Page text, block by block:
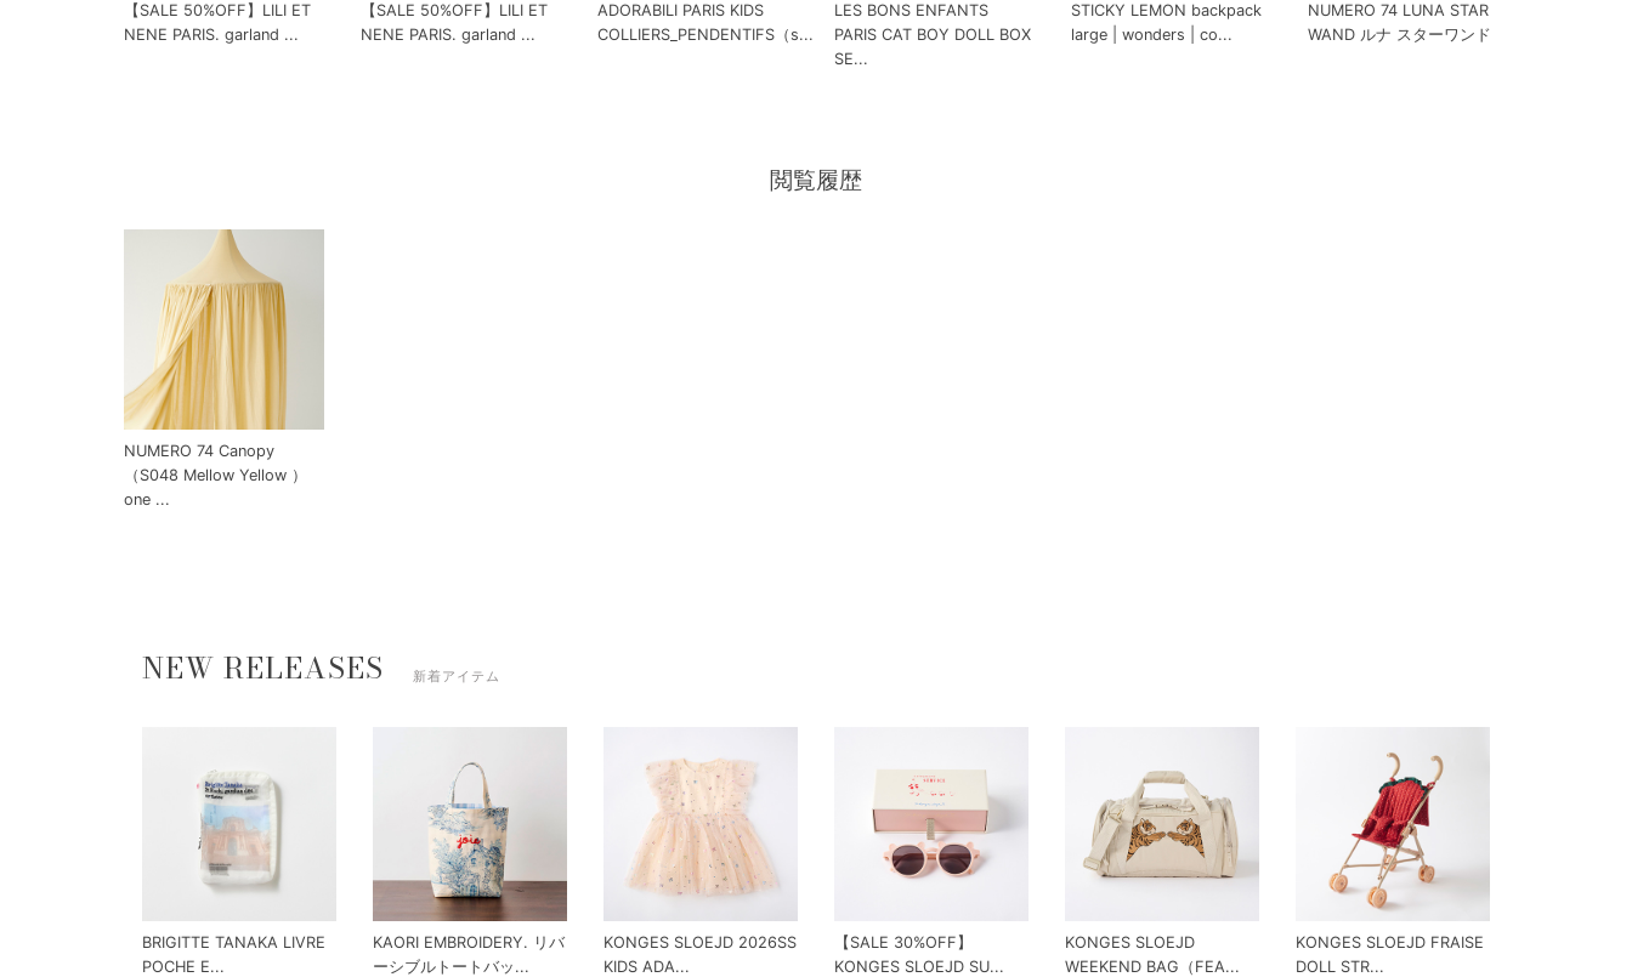
【SALE 50%OFF】LILI ET
NENE PARIS. garland ...
【SALE 50%OFF】LILI ET
NENE PARIS. garland ...
ADORABILI PARIS KIDS
COLLIERS_PENDENTIFS（s...
LES BONS ENFANTS
PARIS CAT BOY DOLL BOX
SE...
STICKY LEMON backpack
large | wonders | co...
NUMERO 74 LUNA STAR
WAND ルナ スターワンド
閲覧履歴
NUMERO 74 Canopy
（S048 Mellow Yellow ）
one ...
NEW RELEASES 新着アイテム
BRIGITTE TANAKA LIVRE
POCHE E...
KAORI EMBROIDERY. リバ
ーシブルトートバッ...
KONGES SLOEJD 2026SS
KIDS ADA...
【SALE 30%OFF】
KONGES SLOEJD SU...
KONGES SLOEJD
WEEKEND BAG（FEA...
KONGES SLOEJD FRAISE
DOLL STR...